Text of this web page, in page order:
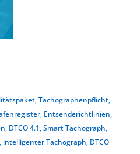
,Tachographenpflicht,
, Entsenderichtlinien,
, DTCO 4.1,Smart Tachograph,
, intelligenter Tachograph, DTCO